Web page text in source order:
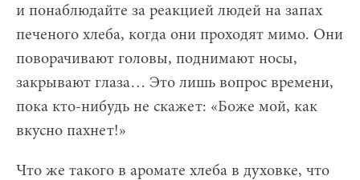
и понаблюдайте за реакцией людей на запах
печеного хлеба, когда они проходят мимо. Они
поворачивают головы, поднимают носы,
закрывают глаза… Это лишь вопрос времени,
пока кто-нибудь не скажет: «Боже мой, как
вкусно пахнет!»
Что же такого в аромате хлеба в духовке, что